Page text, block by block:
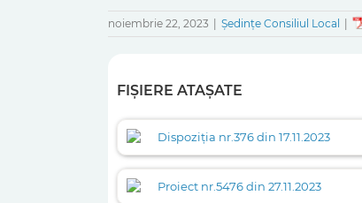
noiembrie 22, 2023 Ședințe Consiliul Local
FIȘIERE ATAȘATE
Dispoziția nr.376 din 17.11.2023
Proiect nr.5476 din 27.11.2023